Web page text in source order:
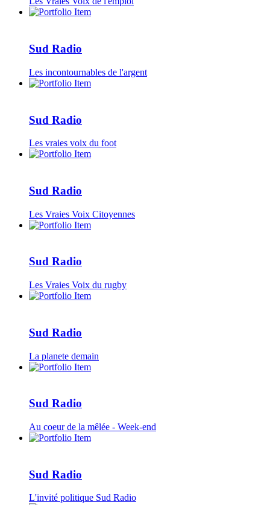
Sud Radio
Les incontournables de l'argent
Sud Radio
Les vraies voix du foot
Sud Radio
Les Vraies Voix Citoyennes
Sud Radio
Les Vraies Voix du rugby
Sud Radio
La planete demain
Sud Radio
Au coeur de la mêlée - Week-end
Sud Radio
L'invité politique Sud Radio